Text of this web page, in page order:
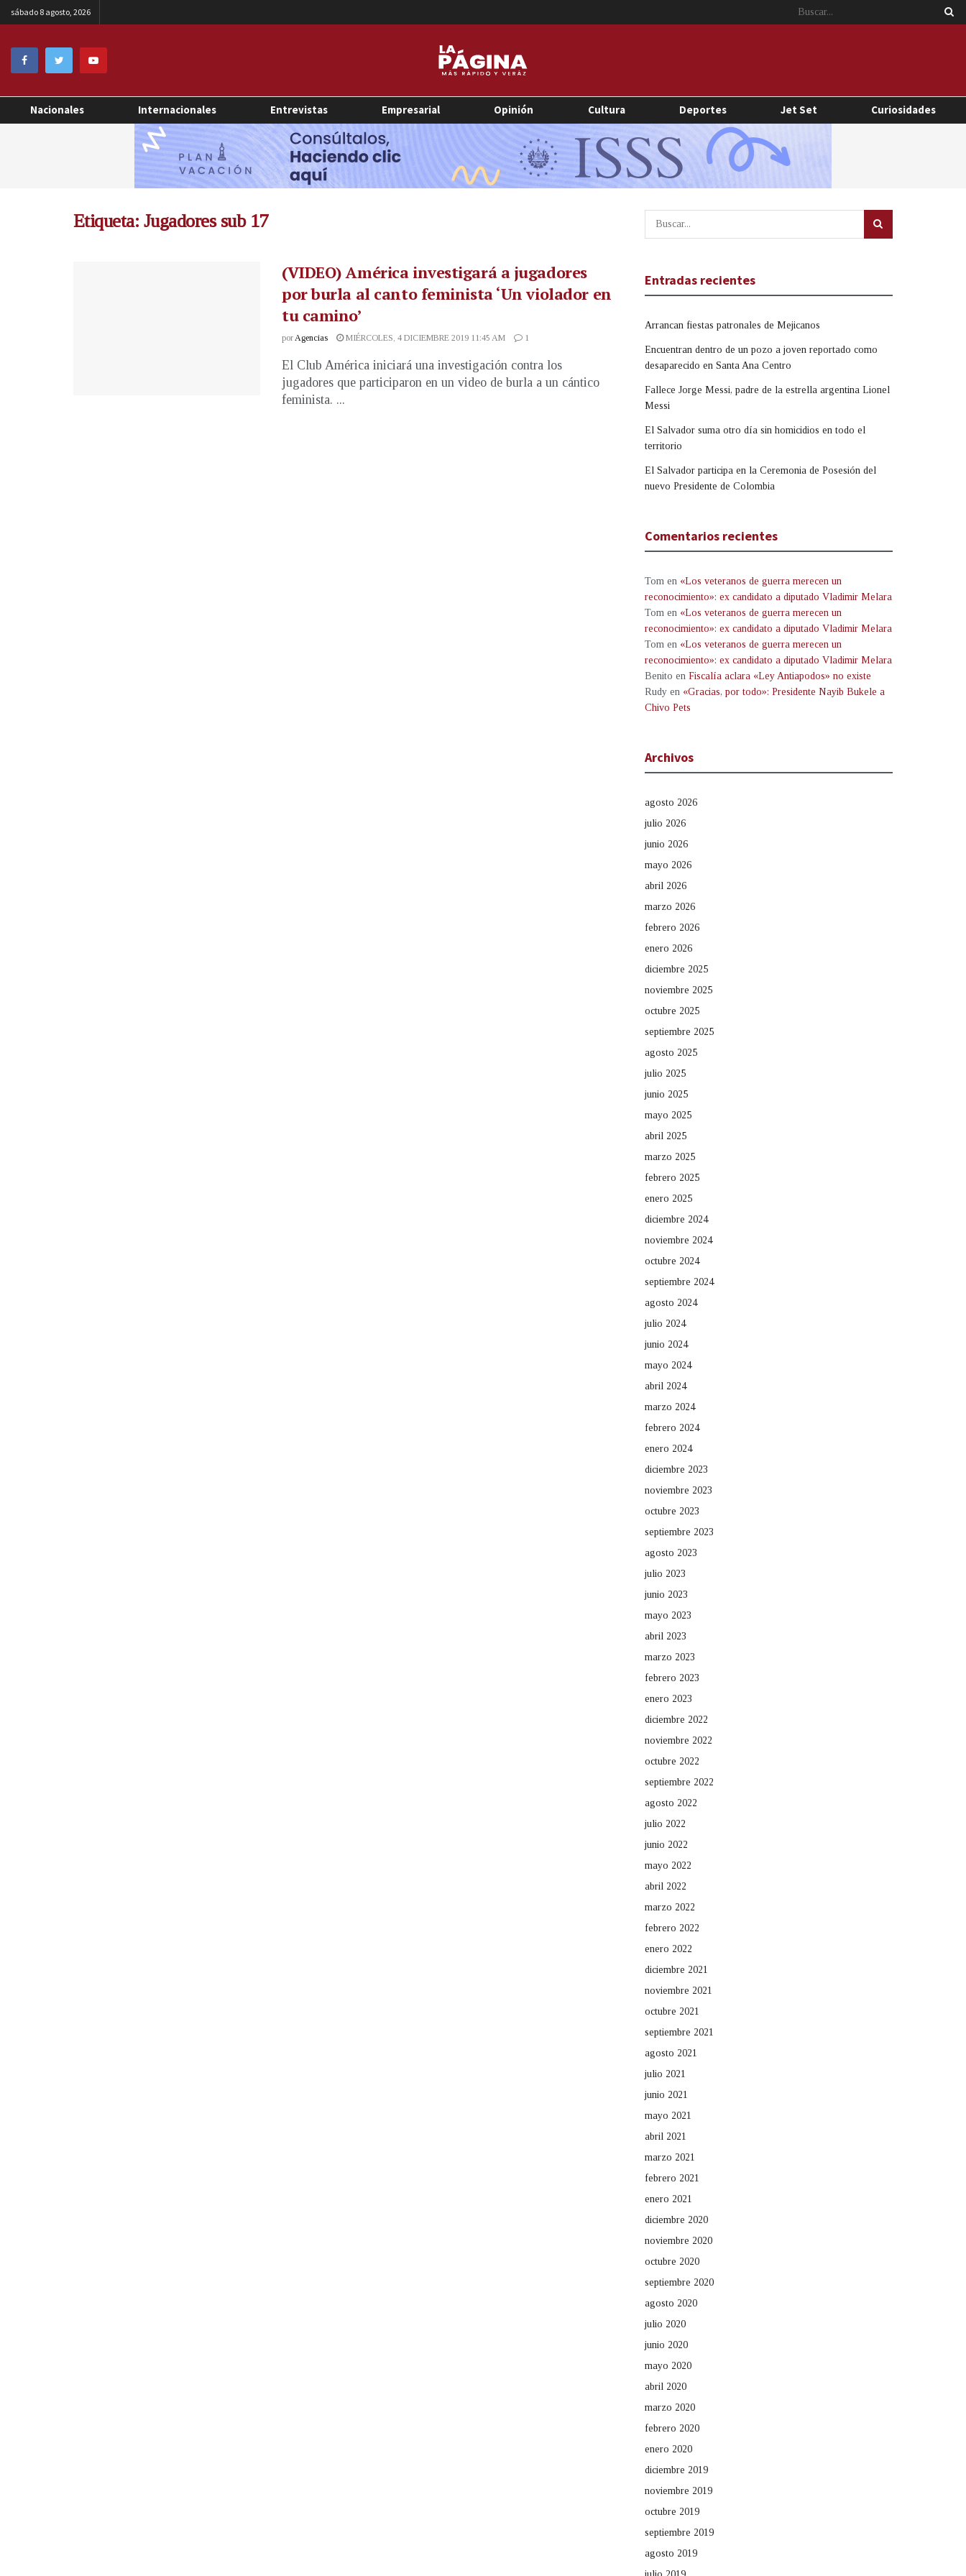
sábado 8 agosto, 2026
Nacionales Internacionales Entrevistas Empresarial Opinión Cultura Deportes Jet Set Curiosidades
Etiqueta: Jugadores sub 17
(VIDEO) América investigará a jugadores
por burla al canto feminista ‘Un violador en
tu camino’
porAgencias MIÉRCOLES, 4 DICIEMBRE 2019 11:45 AM 1
El Club América iniciará una investigación contra los
jugadores que participaron en un video de burla a un cántico
feminista. ...
Entradas recientes
Arrancan fiestas patronales de Mejicanos
Encuentran dentro de un pozo a joven reportado como
desaparecido en Santa Ana Centro
Fallece Jorge Messi, padre de la estrella argentina Lionel
Messi
El Salvador suma otro día sin homicidios en todo el
territorio
El Salvador participa en la Ceremonia de Posesión del
nuevo Presidente de Colombia
Comentarios recientes
Tom en «Los veteranos de guerra merecen un
reconocimiento»: ex candidato a diputado Vladimir Melara
Tom en «Los veteranos de guerra merecen un
reconocimiento»: ex candidato a diputado Vladimir Melara
Tom en «Los veteranos de guerra merecen un
reconocimiento»: ex candidato a diputado Vladimir Melara
Benito en Fiscalía aclara «Ley Antiapodos» no existe
Rudy en «Gracias, por todo»: Presidente Nayib Bukele a
Chivo Pets
Archivos
agosto 2026
julio 2026
junio 2026
mayo 2026
abril 2026
marzo 2026
febrero 2026
enero 2026
diciembre 2025
noviembre 2025
octubre 2025
septiembre 2025
agosto 2025
julio 2025
junio 2025
mayo 2025
abril 2025
marzo 2025
febrero 2025
enero 2025
diciembre 2024
noviembre 2024
octubre 2024
septiembre 2024
agosto 2024
julio 2024
junio 2024
mayo 2024
abril 2024
marzo 2024
febrero 2024
enero 2024
diciembre 2023
noviembre 2023
octubre 2023
septiembre 2023
agosto 2023
julio 2023
junio 2023
mayo 2023
abril 2023
marzo 2023
febrero 2023
enero 2023
diciembre 2022
noviembre 2022
octubre 2022
septiembre 2022
agosto 2022
julio 2022
junio 2022
mayo 2022
abril 2022
marzo 2022
febrero 2022
enero 2022
diciembre 2021
noviembre 2021
octubre 2021
septiembre 2021
agosto 2021
julio 2021
junio 2021
mayo 2021
abril 2021
marzo 2021
febrero 2021
enero 2021
diciembre 2020
noviembre 2020
octubre 2020
septiembre 2020
agosto 2020
julio 2020
junio 2020
mayo 2020
abril 2020
marzo 2020
febrero 2020
enero 2020
diciembre 2019
noviembre 2019
octubre 2019
septiembre 2019
agosto 2019